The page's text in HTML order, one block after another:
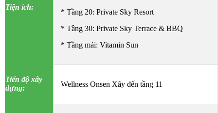
Tiện ích:
* Tầng 20: Private Sky Resort
* Tầng 30: Private Sky Terrace & BBQ
* Tầng mái: Vitamin Sun
Tiến độ xây
dựng:
Wellness Onsen Xây đến tầng 11